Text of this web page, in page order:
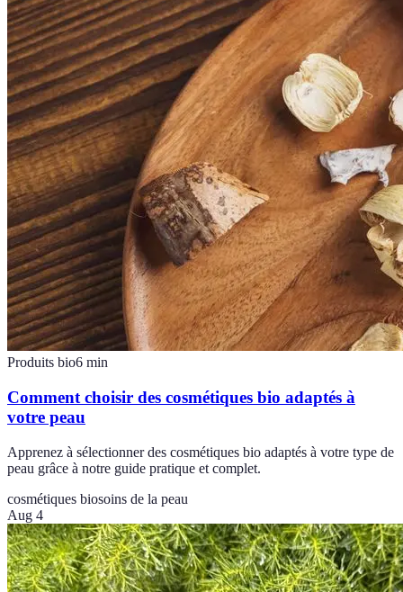
Produits bio6 min
Comment choisir des cosmétiques bio adaptés à
votre peau
Apprenez à sélectionner des cosmétiques bio adaptés à votre type de
peau grâce à notre guide pratique et complet.
cosmétiques biosoins de la peau
Aug 4